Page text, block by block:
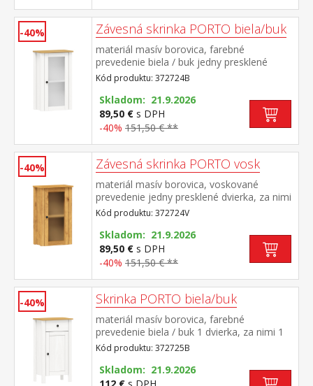
-40% Závesná skrinka PORTO biela/buk
materiál masív borovica, farebné
prevedenie biela / buk jedny presklené
dvierka, za nimi jedna polica maximálne
nosnosti uvedené v návode na
montáž súčasť zostavy PORTO biela/buk
Kód produktu: 372724B
Skladom: 21.9.2026
89,50 € s DPH
-40% 151,50 € **
-40% Závesná skrinka PORTO vosk
materiál masív borovica, voskované
prevedenie jedny presklené dvierka, za nimi
jedna polica maximálne nosnosti uvedené v
návode na montáž súčasť zostavy PORTO
vosk
Kód produktu: 372724V
Skladom: 21.9.2026
89,50 € s DPH
-40% 151,50 € **
-40% Skrinka PORTO biela/buk
materiál masív borovica, farebné
prevedenie biela / buk 1 dvierka, za nimi 1
polica, 1 zásuvka s kovovými
pojazdmi maximálne nosnosti uvedené v
návode na montáž súčasť zostavy PORTO
biela/buk
Kód produktu: 372725B
Skladom: 21.9.2026